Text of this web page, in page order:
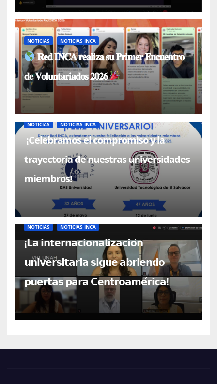
NOTICIAS NOTICIAS INCA
𝐑𝐞𝐝 𝐈𝐍𝐂𝐀 𝐫𝐞𝐚𝐥𝐢𝐳𝐚 𝐬𝐮 𝐏𝐫𝐢𝐦𝐞𝐫 𝐄𝐧𝐜𝐮𝐞𝐧𝐭𝐫𝐨
𝐝𝐞 𝐕𝐨𝐥𝐮𝐧𝐭𝐚𝐫𝐢𝐚𝐝𝐨𝐬 𝟐𝟎𝟐𝟔
NOTICIAS NOTICIAS INCA
¡Celebramos el compromiso y la
trayectoria de nuestras universidades
miembros!
NOTICIAS NOTICIAS INCA
¡𝗟𝗮 𝗶𝗻𝘁𝗲𝗿𝗻𝗮𝗰𝗶𝗼𝗻𝗮𝗹𝗶𝘇𝗮𝗰𝗶𝗼́𝗻
𝘂𝗻𝗶𝘃𝗲𝗿𝘀𝗶𝘁𝗮𝗿𝗶𝗮 𝘀𝗶𝗴𝘂𝗲 𝗮𝗯𝗿𝗶𝗲𝗻𝗱𝗼
𝗽𝘂𝗲𝗿𝘁𝗮𝘀 𝗽𝗮𝗿𝗮 𝗖𝗲𝗻𝘁𝗿𝗼𝗮𝗺𝗲́𝗿𝗶𝗰𝗮!